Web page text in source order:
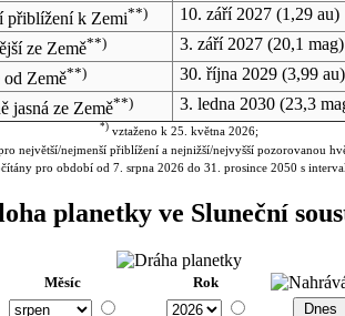
přiblížení k Zemi**) 10. září 2027(1,29 au)
ze Země**) 3. září 2027(20,1 mag)
Země**) 30. října 2029(3,99 au)
jasná ze Země**) 3. ledna 2030(23,3
*)vztaženo k 25. května 2026;
největší/nejmenší přiblížení a nejnižší/nejvyšší pozorovanou
pro období od 7. srpna 2026 do 31. prosince 2050 s
planetky ve Sluneční
Měsíc Rok